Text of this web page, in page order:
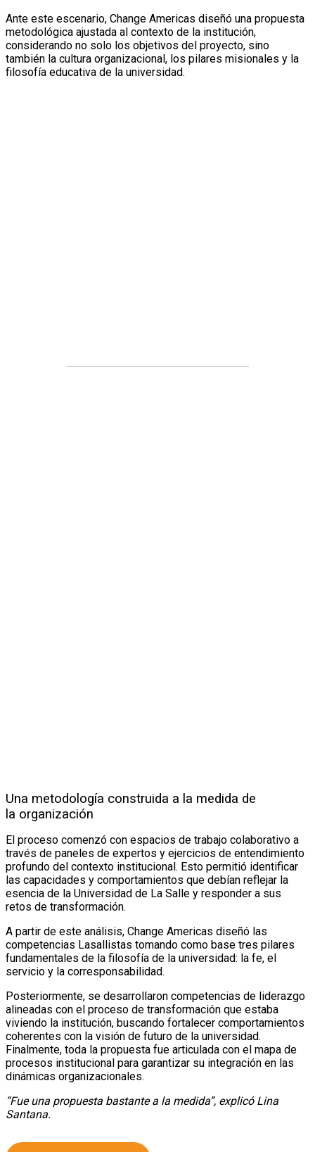
Ante este escenario, Change Americas diseñó una propuesta
metodológica ajustada al contexto de la institución,
considerando no solo los objetivos del proyecto, sino
también la cultura organizacional, los pilares misionales y la
filosofía educativa de la universidad.
Una metodología construida a la medida de
la organización
El proceso comenzó con espacios de trabajo colaborativo a
través de paneles de expertos y ejercicios de entendimiento
profundo del contexto institucional. Esto permitió identificar
las capacidades y comportamientos que debían reflejar la
esencia de la Universidad de La Salle y responder a sus
retos de transformación.
A partir de este análisis, Change Americas diseñó las
competencias Lasallistas tomando como base tres pilares
fundamentales de la filosofía de la universidad: la fe, el
servicio y la corresponsabilidad.
Posteriormente, se desarrollaron competencias de liderazgo
alineadas con el proceso de transformación que estaba
viviendo la institución, buscando fortalecer comportamientos
coherentes con la visión de futuro de la universidad.
Finalmente, toda la propuesta fue articulada con el mapa de
procesos institucional para garantizar su integración en las
dinámicas organizacionales.
“Fue una propuesta bastante a la medida”, explicó Lina
Santana.